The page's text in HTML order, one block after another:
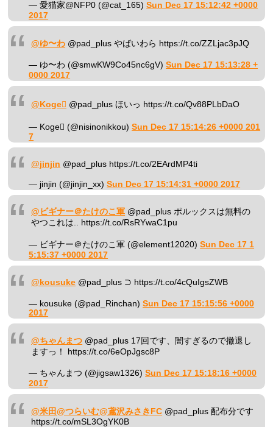
— 愛猫家@NFP0 (@cat_165)Sun Dec 17 15:12:42 +0000
2017
@ゆ〜わ @pad_plus やばいわら https://t.co/ZZLjac3pJQ
— ゆ〜わ (@smwKW9Co45nc6gV)Sun Dec 17 15:13:28 +
0000 2017
@Koge @pad_plus ほいっ https://t.co/Qv88PLbDaO
— Koge (@nisinonikkou)Sun Dec 17 15:14:26 +0000 201
7
@jinjin @pad_plus https://t.co/2EArdMP4ti
— jinjin (@jinjin_xx)Sun Dec 17 15:14:31 +0000 2017
@ビギナー＠たけのこ軍 @pad_plus ポルックスは無料の
やつこれは.. https://t.co/RsRYwaC1pu
— ビギナー＠たけのこ軍 (@element12020)Sun Dec 17 1
5:15:37 +0000 2017
@kousuke @pad_plus ⊃ https://t.co/4cQuIgsZWB
— kousuke (@pad_Rinchan)Sun Dec 17 15:15:56 +0000
2017
@ちゃんまつ @pad_plus 17回です、闇すぎるので撤退し
ますっ！ https://t.co/6eOpJgsc8P
— ちゃんまつ (@jigsaw1326)Sun Dec 17 15:18:16 +0000
2017
@米田@つらいむ@鳶沢みさきFC @pad_plus 配布分です
https://t.co/mSL3OgYK0B